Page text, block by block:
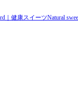
健康スイーツNatural